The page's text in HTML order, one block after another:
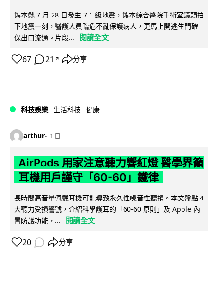
熊本縣 7 月 28 日發生 7.1 級地震，熊本綜合醫院手術室鏡頭拍
下地震一刻，醫護人員臨危不亂保護病人，更馬上開逃生門確
保出口流通。片段...
閱讀全文
67 21 ↗ 分享
科技娛樂 生活科技 健康
arthur 1 日
AirPods 用家注意聽力響紅燈 醫學界籲
耳機用戶謹守「60-60」鐵律
長時間高音量佩戴耳機可能導致永久性噪音性聽損。本文盤點 4
大聽力受損警號，介紹科學護耳的「60-60 原則」及 Apple 內
置防護功能，...
閱讀全文
20 分享